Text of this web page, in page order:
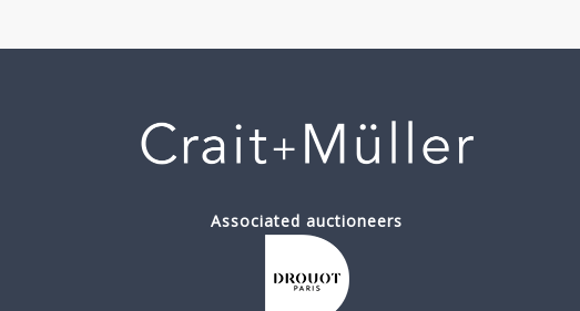
Associated auctioneers